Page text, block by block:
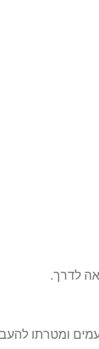
לדרך.
ומטרתו